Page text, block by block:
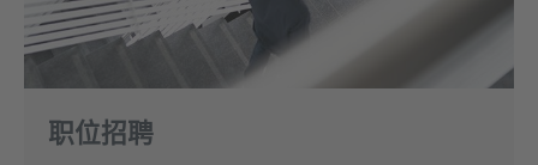
职位招聘